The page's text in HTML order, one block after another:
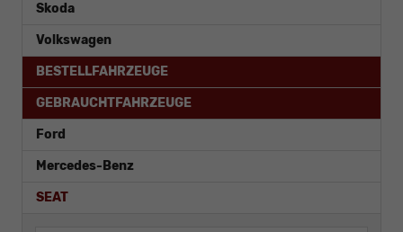
Skoda
Volkswagen
BESTELLFAHRZEUGE
GEBRAUCHTFAHRZEUGE
Ford
Mercedes-Benz
SEAT